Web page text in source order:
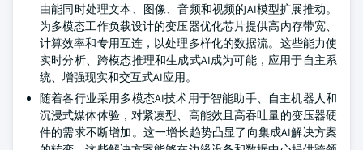
由能同时处理文本、图像、音频和视频的AI模型扩展推动。
为多模态工作负载设计的变压器优化芯片提供高内存带宽、
计算效率和专用互连，以处理多样化的数据流。这些能力使
实时分析、跨模态推理和生成式AI成为可能，应用于自主系
统、增强现实和交互式AI应用。
随着各行业采用多模态AI技术用于智能助手、自主机器人和
沉浸式媒体体验，对紧凑型、高能效且高吞吐量的变压器硬
件的需求不断增加。这一增长趋势凸显了向集成AI解决方案